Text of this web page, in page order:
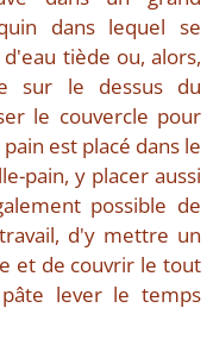
dans lequel se
tiède ou, alors,
sur le dessus du
le couvercle pour
est placé dans le
pain, y placer aussi
possible de
d'y mettre un
et de couvrir le tout
lever le temps